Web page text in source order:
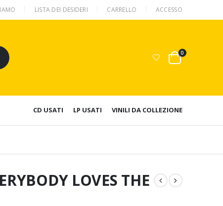
LISTA DEI DESIDERI CARRELLO ACCESSO
0
CD USATI LP USATI VINILI DA COLLEZIONE
LOVES THE